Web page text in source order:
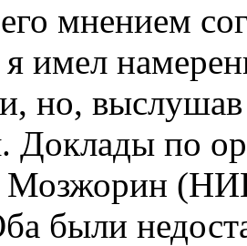
мнением
имел
но,
Доклады по
Мозжорин
были